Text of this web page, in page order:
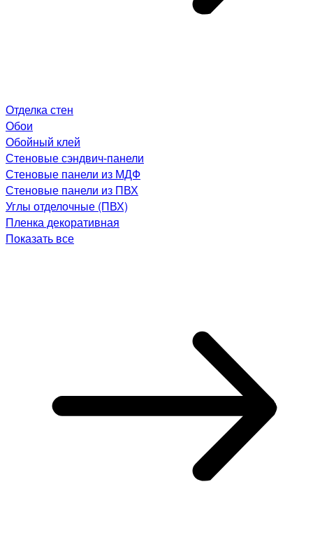
Отделка стен
Обои
Обойный клей
Стеновые сэндвич-панели
Стеновые панели из МДФ
Стеновые панели из ПВХ
Углы отделочные (ПВХ)
Пленка декоративная
Показать все